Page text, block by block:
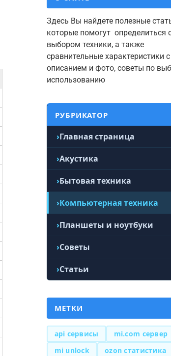
Здесь Вы найдете полезные
которые помогут определиться
выбором техники, а также
сравнительные характеристики с
описанием и фото, советы по
использованию
РУБРИКАТОР
Главная страница
Акустика
Бытовая техника
Компьютерная техника
Планшеты и ноутбуки
Советы
Статьи
МЕТКИ
api сервисы
mi.com сервер
mi unlock
ozon статистика